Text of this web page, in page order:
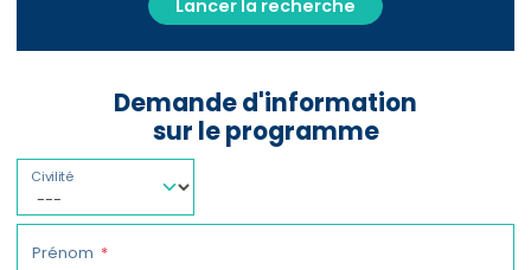
Lancer la recherche
Demande d'information
sur le programme
Civilité
Prénom